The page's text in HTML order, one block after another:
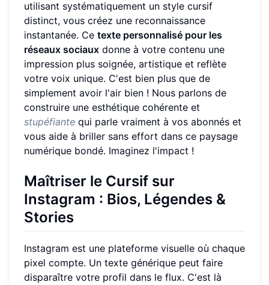
utilisant systématiquement un style cursif
distinct, vous créez une reconnaissance
instantanée. Ce texte personnalisé pour les
réseaux sociaux donne à votre contenu une
impression plus soignée, artistique et reflète
votre voix unique. C'est bien plus que de
simplement avoir l'air bien ! Nous parlons de
construire une esthétique cohérente et
stupéfiante qui parle vraiment à vos abonnés et
vous aide à briller sans effort dans ce paysage
numérique bondé. Imaginez l'impact !
Maîtriser le Cursif sur
Instagram : Bios, Légendes &
Stories
Instagram est une plateforme visuelle où chaque
pixel compte. Un texte générique peut faire
disparaître votre profil dans le flux. C'est là